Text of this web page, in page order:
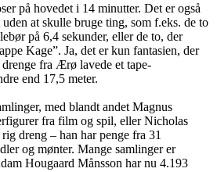
på hovedet i 14 minutter. Det er også
at skulle bruge ting, som f.eks. de to
på 6,4 sekunder, eller de to, der
Kage”. Ja, det er kun fantasien, der
fra Ærø lavede et tape-
end 17,5 meter.
med blandt andet Magnus
fra film og spil, eller Nicholas
dreng – han har penge fra 31
og mønter. Mange samlinger er
Hougaard Månsson har nu 4.193